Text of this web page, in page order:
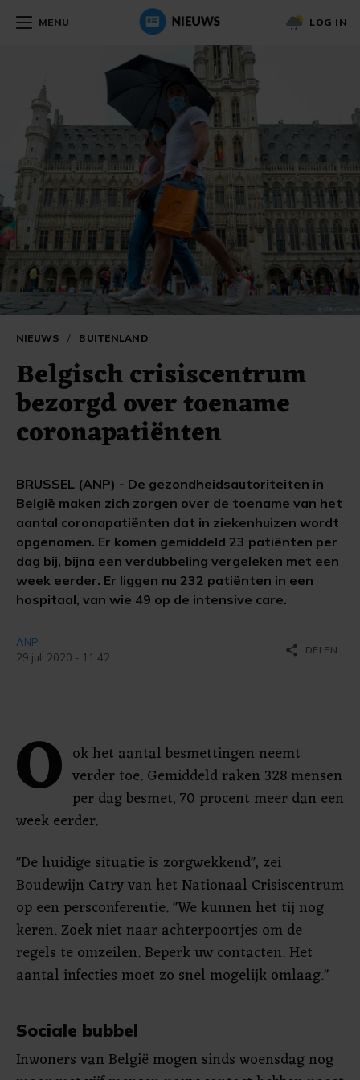
MENU LOG IN
NIEUWS / BUITENLAND
Belgisch crisiscentrum
bezorgd over toename
coronapatiënten
BRUSSEL (ANP) - De gezondheidsautoriteiten in
België maken zich zorgen over de toename van het
aantal coronapatiënten dat in ziekenhuizen wordt
opgenomen. Er komen gemiddeld 23 patiënten per
dag bij, bijna een verdubbeling vergeleken met een
week eerder. Er liggen nu 232 patiënten in een
hospitaal, van wie 49 op de intensive care.
ANP
29 juli 2020 - 11:42
share DELEN
O ok het aantal besmettingen neemt
verder toe. Gemiddeld raken 328 mensen
per dag besmet, 70 procent meer dan een
week eerder.
"De huidige situatie is zorgwekkend", zei
Boudewijn Catry van het Nationaal Crisiscentrum
op een persconferentie. "We kunnen het tij nog
keren. Zoek niet naar achterpoortjes om de
regels te omzeilen. Beperk uw contacten. Het
aantal infecties moet zo snel mogelijk omlaag."
Sociale bubbel
Inwoners van België mogen sinds woensdag nog